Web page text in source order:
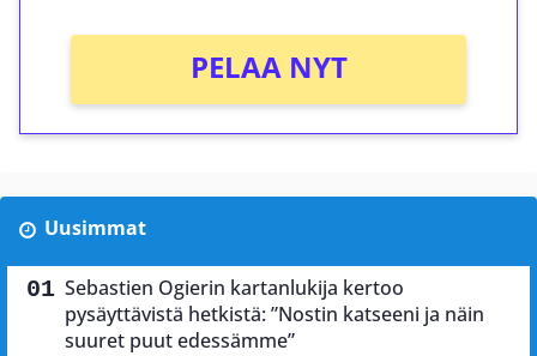
PELAA NYT
Uusimmat
Sebastien Ogierin kartanlukija kertoo
pysäyttävistä hetkistä: ”Nostin katseeni ja näin
suuret puut edessämme”